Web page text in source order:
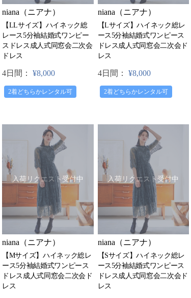
niana（ニアナ）
【LLサイズ】ハイネック総
レース5分袖結婚式ワンピー
スドレス成人式同窓会二次会
ドレス
4日間： ¥8,000
2着どちらかレンタル可
niana（ニアナ）
【Lサイズ】ハイネック総レ
ース5分袖結婚式ワンピース
ドレス成人式同窓会二次会ド
レス
4日間： ¥8,000
2着どちらかレンタル可
入荷リクエスト受付中
niana（ニアナ）
【Mサイズ】ハイネック総レ
ース5分袖結婚式ワンピース
ドレス成人式同窓会二次会ド
レス
入荷リクエスト受付中
niana（ニアナ）
【Sサイズ】ハイネック総レ
ース5分袖結婚式ワンピース
ドレス成人式同窓会二次会ド
レス